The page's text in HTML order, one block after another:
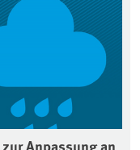
Anpassung an